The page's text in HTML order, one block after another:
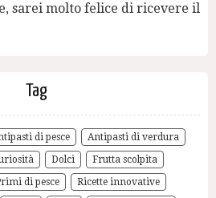
sarei molto felice di ricevere il
Tag
di pesce
Antipasti di verdura
Dolci
Frutta scolpita
di pesce
Ricette innovative